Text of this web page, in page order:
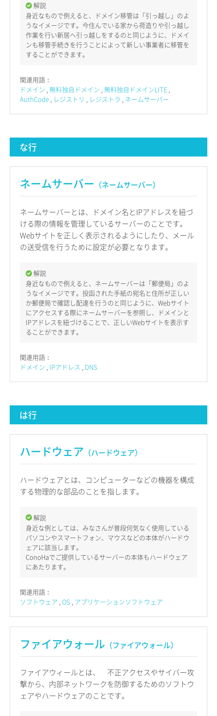
解説
身近なもので例えると、ドメイン移管は「引っ越し」のよ
うなイメージです。今住んでいる家から荷造りや引っ越し
作業を行い新居へ引っ越しをするのと同じように、ドメイ
ンも移管手続きを行うことによって新しい事業者に移管を
することができます。
関連用語：
ドメイン 無料独自ドメイン 無料独自ドメインLITE
AuthCode
レジストリ レジストラ ネームサーバー
な行
ネームサーバー （ネームサーバー）
ネームサーバーとは、ドメイン名とIPアドレスを紐づ
ける際の情報を管理しているサーバーのことです。
Webサイトを正しく表示されるようにしたり、メール
の送受信を行うために設定が必要となります。
解説
身近なもので例えると、ネームサーバーは「郵便局」のよ
うなイメージです。投函された手紙の宛名と住所が正しい
か郵便局で確認し配達を行うのと同じように、Webサイト
にアクセスする際にネームサーバーを参照し、ドメインと
IPアドレスを紐づけることで、正しいWebサイトを表示す
ることができます。
関連用語：
ドメイン IPアドレス DNS
は行
ハードウェア （ハードウェア）
ハードウェアとは、コンピューターなどの機器を構成
する物理的な部品のことを指します。
解説
身近な例としては、みなさんが普段何気なく使用している
パソコンやスマートフォン、マウスなどの本体がハードウ
ェアに該当します。
ConoHaでご提供しているサーバーの本体もハードウェア
にあたります。
関連用語：
ソフトウェア OS アプリケーションソフトウェア
ファイアウォール （ファイアウォール）
ファイアウィールとは、 不正アクセスやサイバー攻
撃から、内部ネットワークを防御するためのソフトウ
ェアやハードウェアのことです。